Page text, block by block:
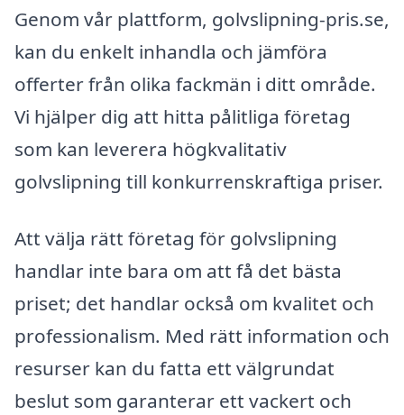
Genom vår plattform, golvslipning-pris.se,
kan du enkelt inhandla och jämföra
offerter från olika fackmän i ditt område.
Vi hjälper dig att hitta pålitliga företag
som kan leverera högkvalitativ
golvslipning till konkurrenskraftiga priser.
Att välja rätt företag för golvslipning
handlar inte bara om att få det bästa
priset; det handlar också om kvalitet och
professionalism. Med rätt information och
resurser kan du fatta ett välgrundat
beslut som garanterar ett vackert och